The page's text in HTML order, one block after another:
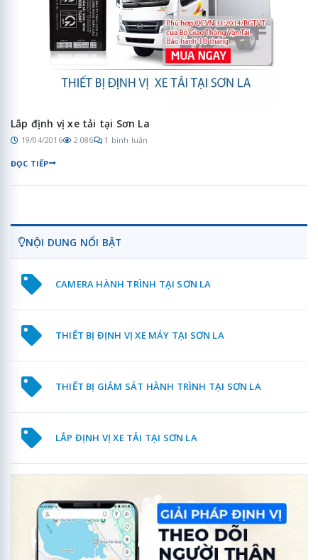
Lắp định vị xe tải tại Sơn La
19/04/2016 2.086 1 bình luận
ĐỌC TIẾP
NỘI DUNG NỔI BẬT
CAMERA HÀNH TRÌNH TẠI SƠN LA
THIẾT BỊ ĐỊNH VỊ XE MÁY TẠI SƠN LA
THIẾT BỊ GIÁM SÁT HÀNH TRÌNH TẠI SƠN LA
LẮP ĐỊNH VỊ XE TẢI TẠI SƠN LA